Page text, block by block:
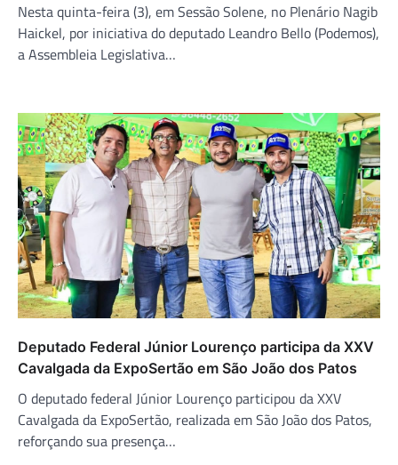
Nesta quinta-feira (3), em Sessão Solene, no Plenário Nagib
Haickel, por iniciativa do deputado Leandro Bello (Podemos),
a Assembleia Legislativa…
Deputado Federal Júnior Lourenço participa da XXV
Cavalgada da ExpoSertão em São João dos Patos
O deputado federal Júnior Lourenço participou da XXV
Cavalgada da ExpoSertão, realizada em São João dos Patos,
reforçando sua presença…